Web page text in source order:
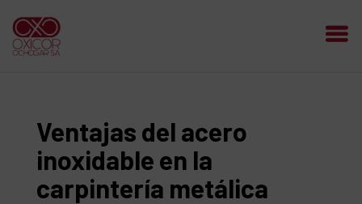
Ventajas del acero
inoxidable en la
carpintería metálica